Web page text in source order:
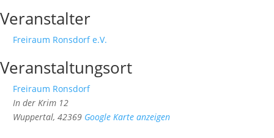
Veranstalter
Freiraum Ronsdorf e.V.
Veranstaltungsort
Freiraum Ronsdorf
In der Krim 12
Wuppertal, 42369 Google Karte anzeigen